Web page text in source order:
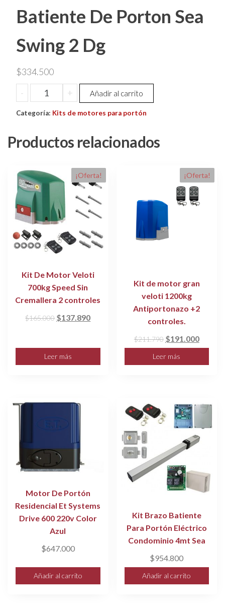
Batiente De Porton Sea
Swing 2 Dg
$334.500
-
Central
Para
Brazo
De
Porton
Swing
2
Dg
cantidad
+ Añadir al carrito
Categoría: Kits de motores para portón
Productos relacionados
¡Oferta!
Kit De Motor Veloti
700kg Speed Sin
Cremallera 2 controles
$165.000 El
era:
$165.000.
$137.890El
$137.890.
Leer más
¡Oferta!
Kit de motor gran
veloti 1200kg
Antiportonazo +2
controles.
$211.790 El
precio
original
$191.000El
precio
actual
Leer más
Motor De Portón
Residencial Et Systems
Drive 600 220v Color
Azul
$647.000
Añadir al carrito
Kit Brazo Batiente
Para Portón Eléctrico
Condominio 4mt Sea
$954.800
Añadir al carrito